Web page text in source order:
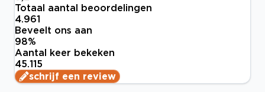
Totaal aantal beoordelingen
4.961
Beveelt ons aan
98%
Aantal keer bekeken
45.115
schrijf een review